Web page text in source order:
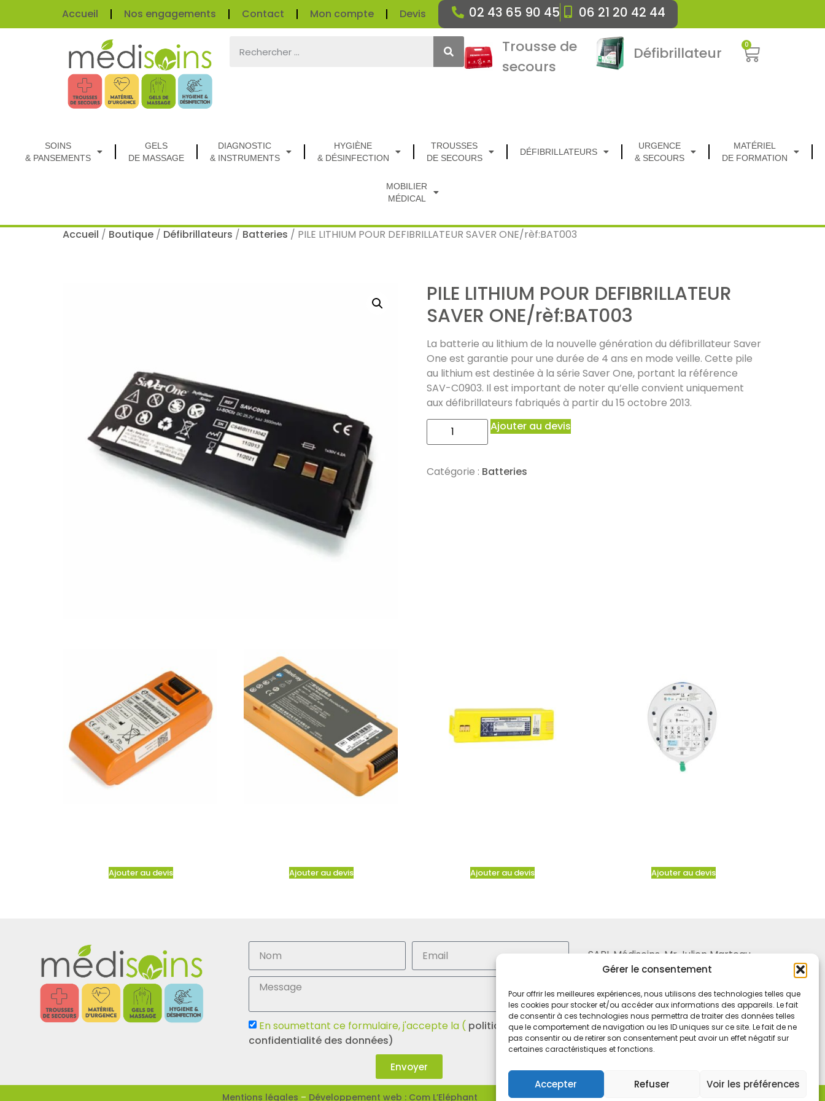
Gérer le consentement
Pour offrir les meilleures expériences, nous utilisons des technologies telles que
les cookies pour stocker et/ou accéder aux informations des appareils. Le fait
de consentir à ces technologies nous permettra de traiter des données telles
que le comportement de navigation ou les ID uniques sur ce site. Le fait de ne
pas consentir ou de retirer son consentement peut avoir un effet négatif sur
certaines caractéristiques et fonctions.
Accepter Refuser Voir les préférences
Accueil Nos engagements Contact Mon compte Devis 02 43 65 90 45 06 21 20 42 44
Trousse de
secours
Défibrillateur 0
SOINS
& PANSEMENTS
GELS
DE MASSAGE
DIAGNOSTIC
& INSTRUMENTS
HYGIÈNE
& DÉSINFECTION
TROUSSES
DE SECOURS
DÉFIBRILLATEURS
URGENCE
& SECOURS
MATÉRIEL
DE FORMATION
MOBILIER
MÉDICAL
Accueil / Boutique / Défibrillateurs / Batteries / PILE LITHIUM POUR DEFIBRILLATEUR SAVER ONE/rèf:BAT003
PILE LITHIUM POUR DEFIBRILLATEUR
SAVER ONE/rèf:BAT003
La batterie au lithium de la nouvelle génération du défibrillateur Saver
One est garantie pour une durée de 4 ans en mode veille. Cette pile
au lithium est destinée à la série Saver One, portant la référence
SAV-C0903. Il est important de noter qu’elle convient uniquement
aux défibrillateurs fabriqués à partir du 15 octobre 2013.
Ajouter au devis
Catégorie : Batteries
Ajouter au devis Ajouter au devis Ajouter au devis Ajouter au devis
En soumettant ce formulaire, j'accepte la ( politique de
confidentialité des données)
Envoyer
SARL Médisoins, Mr Julien Marteau
53000 LAVAL – FRANCE
Tel. 02 43 65 90 45
Mobile 06 21 20 42 44
Mentions légales – Développement web : Com L’Eléphant